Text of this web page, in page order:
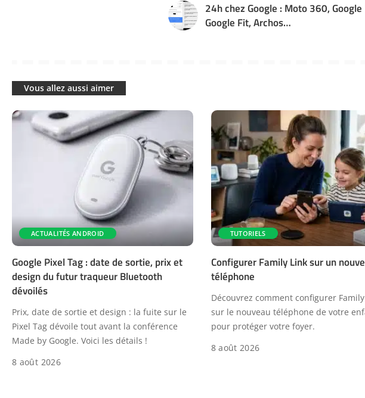
24h chez Google : Moto 360,
Google Fit, Archos…
Vous allez aussi aimer
ACTUALITÉS ANDROID
Google Pixel Tag : date de sortie, prix et
design du futur traqueur Bluetooth
dévoilés
Prix, date de sortie et design : la fuite sur le
Pixel Tag dévoile tout avant la conférence
Made by Google. Voici les détails !
8 août 2026
TUTORIELS
Configurer Family Link sur un
téléphone
Découvrez comment configurer
sur le nouveau téléphone de votre
pour protéger votre foyer.
8 août 2026